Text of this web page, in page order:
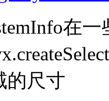
在
的尺寸